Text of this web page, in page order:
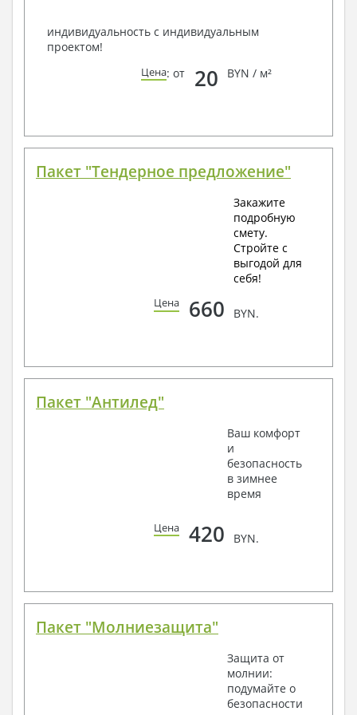
индивидуальность с индивидуальным
проектом!
Цена: от 20 BYN / м²
Пакет "Тендерное предложение"
Закажите
подробную
смету.
Стройте с
выгодой для
себя!
Цена 660 BYN.
Пакет "Антилед"
Ваш комфорт
и
безопасность
в зимнее
время
Цена 420 BYN.
Пакет "Молниезащита"
Защита от
молнии:
подумайте о
безопасности